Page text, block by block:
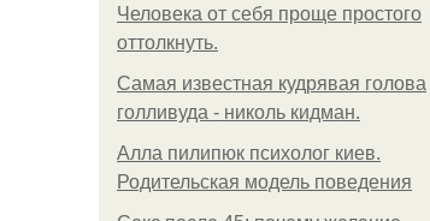
Человека от себя проще простого
оттолкнуть.
Самая известная кудрявая голова
голливуда - николь кидман.
Алла пилипюк психолог киев.
Родительская модель поведения